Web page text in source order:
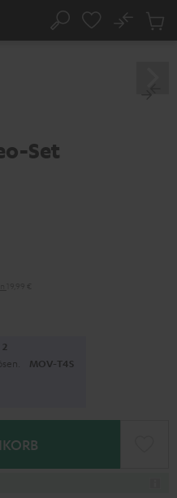
Suche
No
Set
2
MOV-T4S